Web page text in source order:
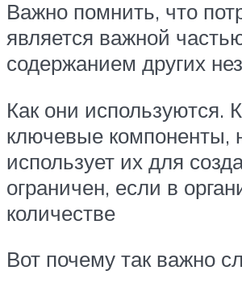
Важно помнить, что
является важной
содержанием других
Как они используются.
ключевые компоненты,
использует их для
ограничен, если в
количестве
Вот почему так важно